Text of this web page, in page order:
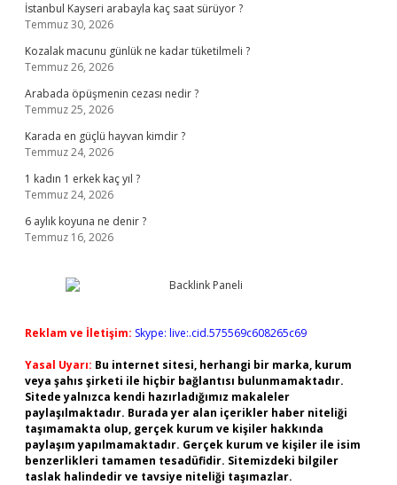
İstanbul Kayseri arabayla kaç saat sürüyor ?
Temmuz 30, 2026
Kozalak macunu günlük ne kadar tüketilmeli ?
Temmuz 26, 2026
Arabada öpüşmenin cezası nedir ?
Temmuz 25, 2026
Karada en güçlü hayvan kimdir ?
Temmuz 24, 2026
1 kadın 1 erkek kaç yıl ?
Temmuz 24, 2026
6 aylık koyuna ne denir ?
Temmuz 16, 2026
Reklam ve İletişim: Skype: live:.cid.575569c608265c69
Yasal Uyarı: Bu internet sitesi, herhangi bir marka, kurum
veya şahıs şirketi ile hiçbir bağlantısı bulunmamaktadır.
Sitede yalnızca kendi hazırladığımız makaleler
paylaşılmaktadır. Burada yer alan içerikler haber niteliği
taşımamakta olup, gerçek kurum ve kişiler hakkında
paylaşım yapılmamaktadır. Gerçek kurum ve kişiler ile isim
benzerlikleri tamamen tesadüfidir. Sitemizdeki bilgiler
taslak halindedir ve tavsiye niteliği taşımazlar.